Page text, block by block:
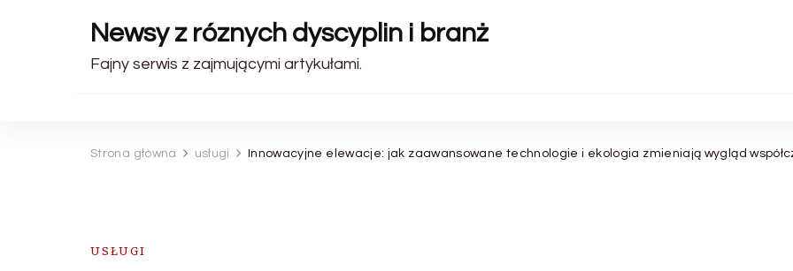
Newsy z róznych dyscyplin i branż
Fajny serwis z zajmującymi artykułami.
Strona główna usługi Innowacyjne elewacje: jak zaawansowane technologie i ekologia zmieniają wygląd
USŁUGI